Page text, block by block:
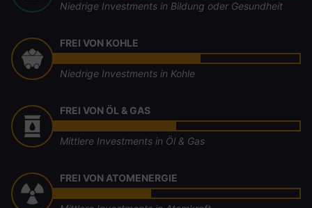
Niedrige Investments in Bildung oder Gesundheit
FREI VON KOHLE
Niedrige Investments in Kohle
FREI VON ÖL & GAS
Mittlere Investments in Öl & Gas
FREI VON ATOMENERGIE